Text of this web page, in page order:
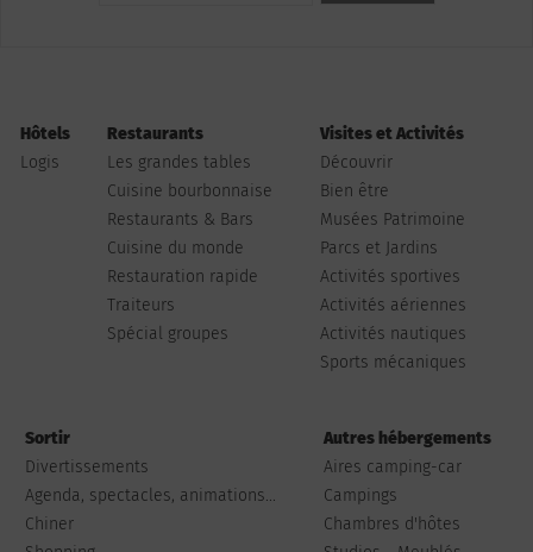
Hôtels
Logis
Restaurants
Les grandes tables
Cuisine bourbonnaise
Restaurants & Bars
Cuisine du monde
Restauration rapide
Traiteurs
Spécial groupes
Visites et Activités
Découvrir
Bien être
Musées Patrimoine
Parcs et Jardins
Activités sportives
Activités aériennes
Activités nautiques
Sports mécaniques
Sortir
Divertissements
Agenda, spectacles, animations...
Chiner
Autres hébergements
Aires camping-car
Campings
Chambres d'hôtes